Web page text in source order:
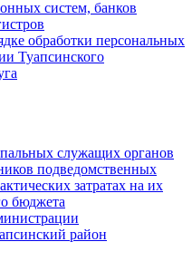
систем, банков
обработки персональных
Туапсинского
служащих органов
подведомственных
затратах на их
бюджета
район